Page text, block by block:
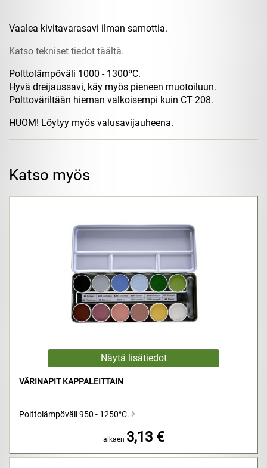
Vaalea kivitavarasavi ilman samottia.
Katso tekniset tiedot täältä.
Polttolämpöväli 1000 - 1300ºC.
Hyvä dreijaussavi, käy myös pieneen muotoiluun.
Polttoväriltään hieman valkoisempi kuin CT 208.
HUOM! Löytyy myös valusavijauheena.
Katso myös
VÄRINAPIT KAPPALEITTAIN
Polttolämpöväli 950 - 1250°C.
alkaen 3,13 €